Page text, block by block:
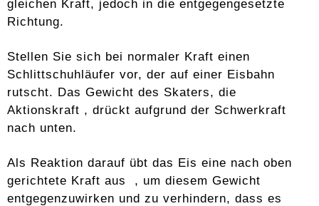
gleichen Kraft, jedoch in die entgegengesetzte
Richtung.
Stellen Sie sich bei normaler Kraft einen
Schlittschuhläufer vor, der auf einer Eisbahn
rutscht. Das Gewicht des Skaters, die
Aktionskraft , drückt aufgrund der Schwerkraft
nach unten.
Als Reaktion darauf übt das Eis eine nach oben
gerichtete Kraft aus , um diesem Gewicht
entgegenzuwirken und zu verhindern, dass es